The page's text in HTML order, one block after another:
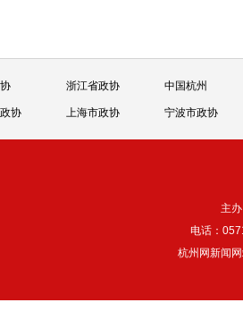
浙江省政协 中国杭州
协 上海市政协 宁波市政协
主
电话：
杭州网新闻